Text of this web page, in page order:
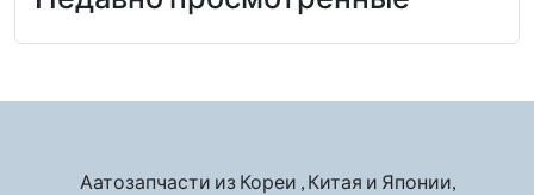
Аатозапчасти из Кореи , Китая и Японии,